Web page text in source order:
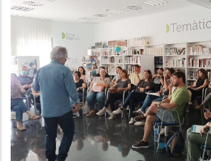
Formació Sobre
D’Equipaments
Ajuntaments Del Baix
Joventut